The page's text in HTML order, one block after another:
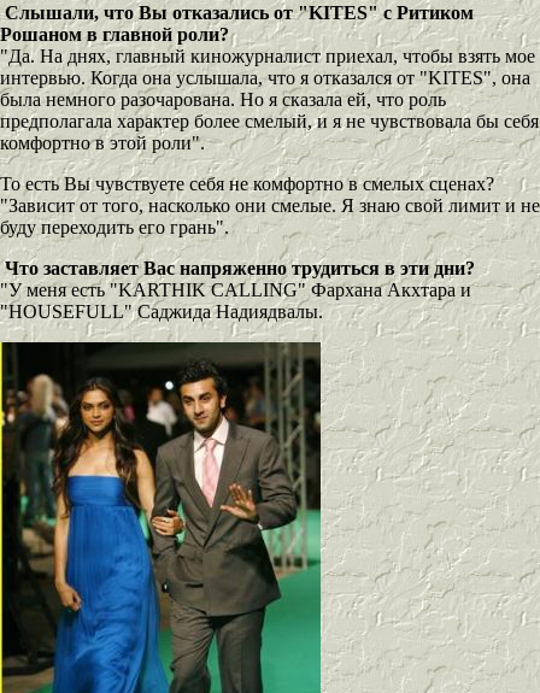
Слышали, что Вы отказались от "KITES" с Ритиком
Рошаном в главной роли?
"Да. На днях, главный киножурналист приехал, чтобы взять мое
интервью. Когда она услышала, что я отказался от "KITES", она
была немного разочарована. Но я сказала ей, что роль
предполагала характер более смелый, и я не чувствовала бы себя
комфортно в этой роли".
То есть Вы чувствуете себя не комфортно в смелых сценах?
"Зависит от того, насколько они смелые. Я знаю свой лимит и не
буду переходить его грань".
Что заставляет Вас напряженно трудиться в эти дни?
"У меня есть "KARTHIK CALLING" Фархана Акхтара и
"HOUSEFULL" Саджида Надиядвалы.